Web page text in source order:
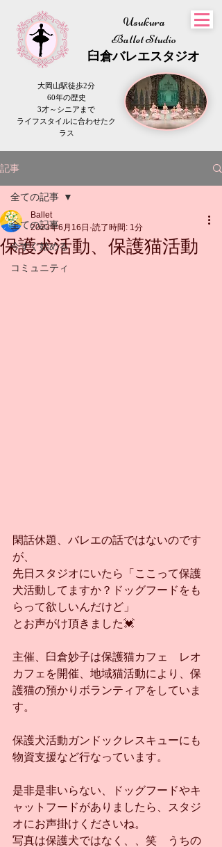
Usukura
Ballet Studio
​臼倉バレエスタジオ
大岡山駅徒歩2分
60年の歴史
3才～シニアまで
​ライフスタイルに合わせたク
ラス
記事
全ての記事
今すぐ始める
コミュニティ
全ての記事
保護犬活動、保護猫活動
Ballet
2023年6月16日 読了時間: 1分
閑話休題、バレエの話ではないのです
が、
先日スタジオにいたら「ここって保護
犬活動してますか？ドッグフードをも
らって欲しいんだけど」
とお声がけ頂きました💓
主催、臼倉妙子は保護猫カフェ　レオ
カフェを開催、地域猫活動により、保
護猫の預かりボランティアをしていま
す。
保護犬活動ガンドックレスキューにも
物資支援など行なっています。
是非是非いらない、ドッグフードやキ
ャットフードがありましたら、スタジ
オにお声掛けくださいね。
写真は保護犬ではなく、、笑　うちの